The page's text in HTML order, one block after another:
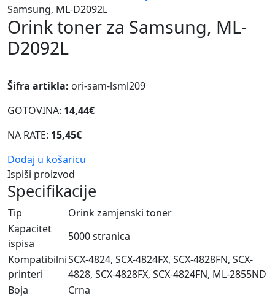
Samsung, ML-D2092L
Orink toner za Samsung, ML-
D2092L
Šifra artikla: ori-sam-lsml209
GOTOVINA: 14,44€
NA RATE: 15,45€
Dodaj u košaricu
Ispiši proizvod
Specifikacije
Tip
Orink zamjenski toner
Kapacitet
ispisa
5000 stranica
Kompatibilni
printeri
SCX-4824, SCX-4824FX, SCX-4828FN, SCX-
4828, SCX-4828FX, SCX-4824FN, ML-2855ND
Boja
Crna